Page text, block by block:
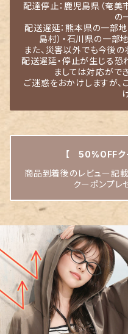
配達停止：鹿児島県（奄美
の
配送遅延：熊本県の一部地
島村）・石川県の一部
また、災害以外でも今後
配送遅延・停止が生じる恐
ましては対応がで
ご迷惑をおかけしますが
【 50%OFFク
商品到着後のレビュー記
クーポンプレ